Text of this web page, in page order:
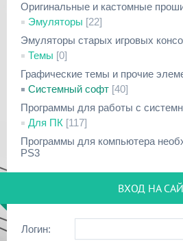
Оригинальные и кастомные
Эмуляторы [22]
Эмуляторы старых игровых
Темы [0]
Графические темы и прочие
Системный софт [40]
Программы для работы с
Для ПК [117]
Программы для компьютера
PS3
ВХОД НА
Логин: